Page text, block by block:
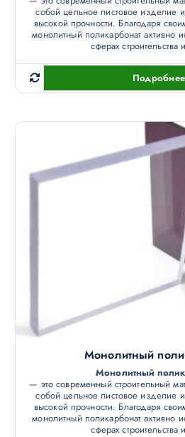
собой цельное листовое изделие
высокой прочности. Благодаря
монолитный поликарбонат активно
сферах строительства
Подробнее
Монолитный
Монолитный
— это современный строительный
собой цельное листовое изделие
высокой прочности. Благодаря
монолитный поликарбонат активно
сферах строительства